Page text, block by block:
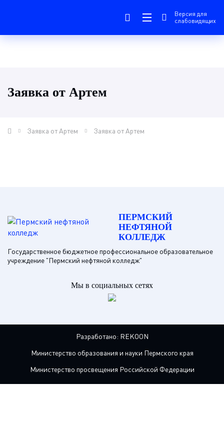
Версия для
слабовидящих
Заявка от Артем
Заявка от Артем Заявка от Артем
ПЕРМСКИЙ
НЕФТЯНОЙ
КОЛЛЕДЖ
Государственное бюджетное профессиональное образовательное
учреждение "Пермский нефтяной колледж"
Мы в социальных сетях
Разработано: REKOON
Министерство образования и науки Пермского края
Министерство просвещения Российской Федерации